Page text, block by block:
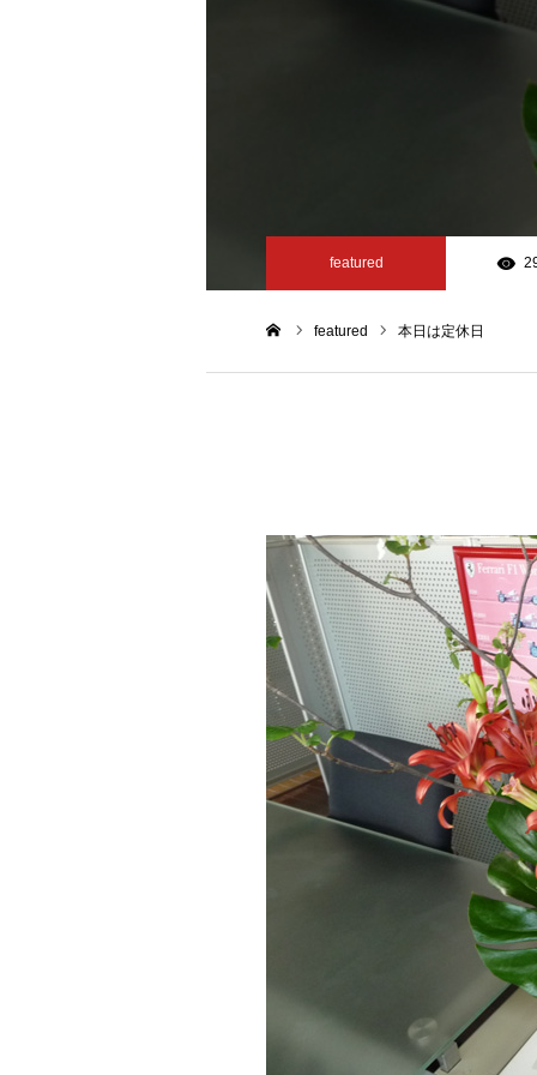
featured
featured 本日は定休日